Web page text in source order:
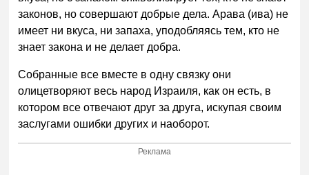
законов, но совершают добрые дела. Арава (ива) не
имеет ни вкуса, ни запаха, уподобляясь тем, кто не
знает закона и не делает добра.
Собранные все вместе в одну связку они
олицетворяют весь народ Израиля, как он есть, в
котором все отвечают друг за друга, искупая своим
заслугами ошибки других и наоборот.
Реклама